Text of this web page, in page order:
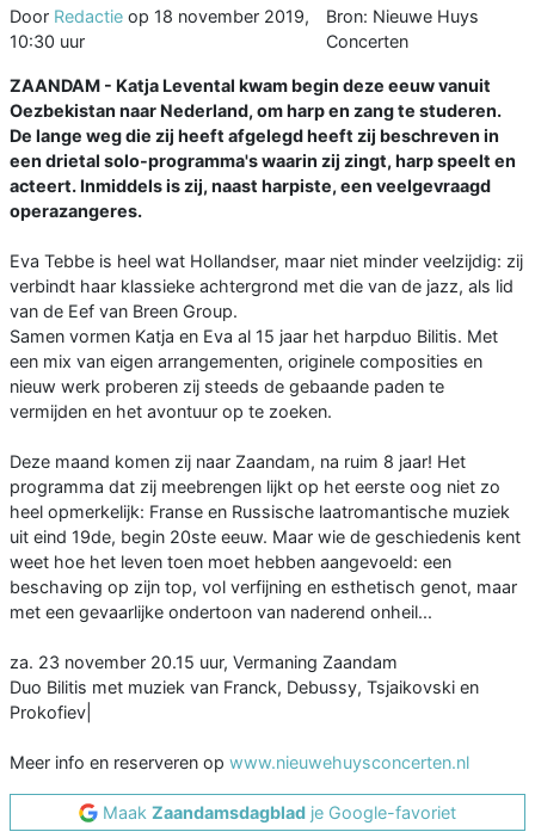
Door Redactie op 18 november 2019,
10:30 uur
Bron: Nieuwe Huys
Concerten
ZAANDAM - Katja Levental kwam begin deze eeuw vanuit
Oezbekistan naar Nederland, om harp en zang te studeren.
De lange weg die zij heeft afgelegd heeft zij beschreven in
een drietal solo-programma's waarin zij zingt, harp speelt en
acteert. Inmiddels is zij, naast harpiste, een veelgevraagd
operazangeres.
Eva Tebbe is heel wat Hollandser, maar niet minder veelzijdig: zij
verbindt haar klassieke achtergrond met die van de jazz, als lid
van de Eef van Breen Group.
Samen vormen Katja en Eva al 15 jaar het harpduo Bilitis. Met
een mix van eigen arrangementen, originele composities en
nieuw werk proberen zij steeds de gebaande paden te
vermijden en het avontuur op te zoeken.
Deze maand komen zij naar Zaandam, na ruim 8 jaar! Het
programma dat zij meebrengen lijkt op het eerste oog niet zo
heel opmerkelijk: Franse en Russische laatromantische muziek
uit eind 19de, begin 20ste eeuw. Maar wie de geschiedenis kent
weet hoe het leven toen moet hebben aangevoeld: een
beschaving op zijn top, vol verfijning en esthetisch genot, maar
met een gevaarlijke ondertoon van naderend onheil...
za. 23 november 20.15 uur, Vermaning Zaandam
Duo Bilitis met muziek van Franck, Debussy, Tsjaikovski en
Prokofiev|
Meer info en reserveren op www.nieuwehuysconcerten.nl
Maak Zaandamsdagblad je Google-favoriet